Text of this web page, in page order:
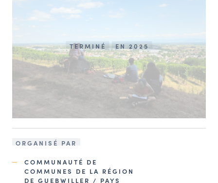
TERMINÉ EN 2025
ORGANISÉ PAR
COMMUNAUTÉ DE
COMMUNES DE LA RÉGION
DE GUEBWILLER / PAYS